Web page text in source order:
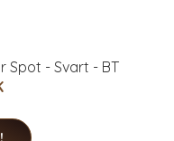
Spot - Svart - BT